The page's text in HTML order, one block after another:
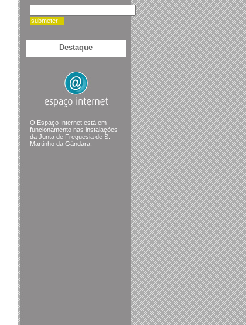
submeter
Destaque
O Espaço Internet está em
funcionamento nas instalações
da Junta de Freguesia de S.
Martinho da Gândara.